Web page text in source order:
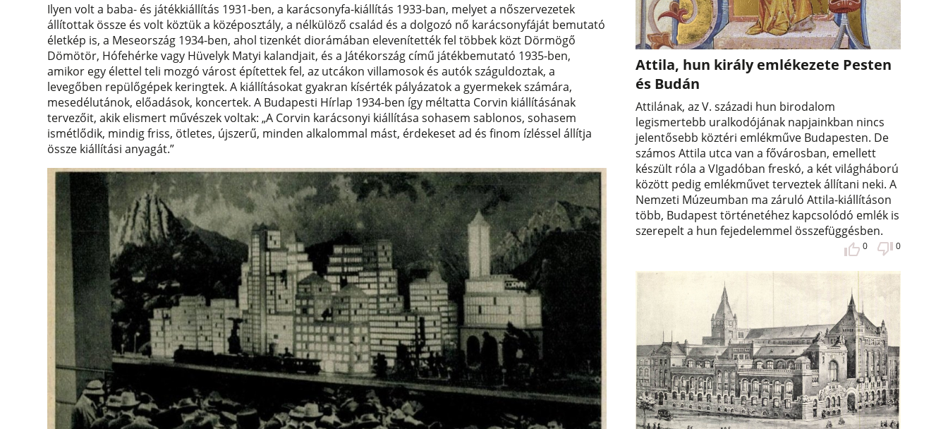
Ilyen volt a baba- és játékkiállítás 1931-ben, a karácsonyfa-kiállítás 1933-ban, melyet a nőszervezetek
állítottak össze és volt köztük a középosztály, a nélkülöző család és a dolgozó nő karácsonyfáját bemutató
életkép is, a Meseország 1934-ben, ahol tizenkét diorámában elevenítették fel többek közt Dörmögő
Dömötör, Hófehérke vagy Hüvelyk Matyi kalandjait, és a Játékország című játékbemutató 1935-ben,
amikor egy élettel teli mozgó várost építettek fel, az utcákon villamosok és autók száguldoztak, a
levegőben repülőgépek keringtek. A kiállításokat gyakran kísérték pályázatok a gyermekek számára,
mesedélutánok, előadások, koncertek. A Budapesti Hírlap 1934-ben így méltatta Corvin kiállításának
tervezőit, akik elismert művészek voltak: „A Corvin karácsonyi kiállítása sohasem sablonos, sohasem
ismétlődik, mindig friss, ötletes, újszerű, minden alkalommal mást, érdekeset ad és finom ízléssel állítja
össze kiállítási anyagát.”
Attila, hun király emlékezete Pesten
és Budán
Attilának, az V. századi hun birodalom
legismertebb uralkodójának napjainkban nincs
jelentősebb köztéri emlékműve Budapesten. De
számos Attila utca van a fővárosban, emellett
készült róla a VIgadóban freskó, a két világháború
között pedig emlékművet terveztek állítani neki. A
Nemzeti Múzeumban ma záruló Attila-kiállításon
több, Budapest történetéhez kapcsolódó emlék is
szerepelt a hun fejedelemmel összefüggésben.
0 0